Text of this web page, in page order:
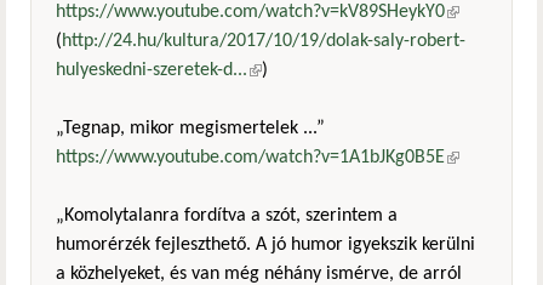
https://www.youtube.com/watch?v=kV89SHeykY0(külső
hivatkozás)
(http://24.hu/kultura/2017/10/19/dolak-saly-robert-
hulyeskedni-szeretek-d...(külső hivatkozás)
)
„Tegnap, mikor megismertelek ...”
https://www.youtube.com/watch?v=1A1bJKg0B5E(külső
„Komolytalanra fordítva a szót, szerintem a
humorérzék fejleszthető. A jó humor igyekszik kerülni
a közhelyeket, és van még néhány ismérve, de arról